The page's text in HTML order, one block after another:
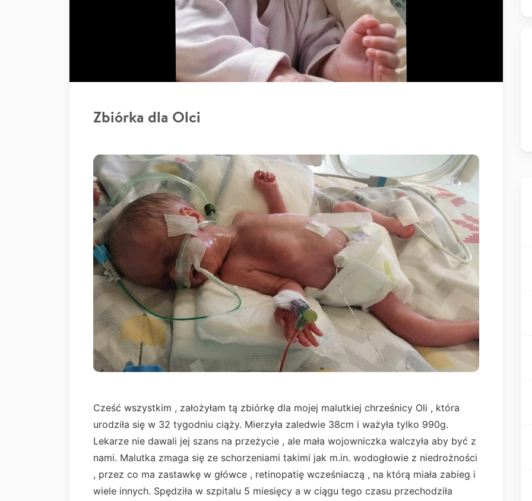
Zbiórka dla Olci
Cześć wszystkim , założyłam tą zbiórkę dla mojej malutkiej chrześnicy Oli , która
urodziła się w 32 tygodniu ciąży. Mierzyła zaledwie 38cm i ważyła tylko 990g.
Lekarze nie dawali jej szans na przeżycie , ale mała wojowniczka walczyła aby być z
nami. Malutka zmaga się ze schorzeniami takimi jak m.in. wodogłowie z niedrożności
, przez co ma zastawkę w główce , retinopatię wcześniaczą , na którą miała zabieg i
wiele innych. Spędziła w szpitalu 5 miesięcy a w ciągu tego czasu przechodziła